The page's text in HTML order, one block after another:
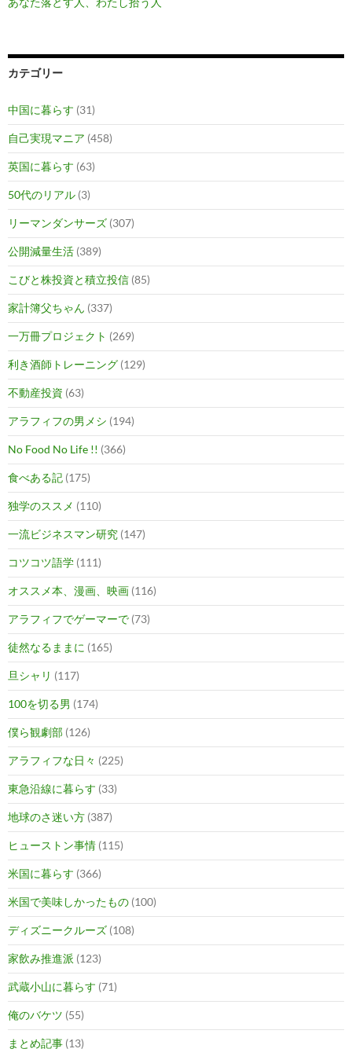
カテゴリー
中国に暮らす (31)
自己実現マニア (458)
英国に暮らす (63)
50代のリアル (3)
リーマンダンサーズ (307)
公開減量生活 (389)
こびと株投資と積立投信 (85)
家計簿父ちゃん (337)
一万冊プロジェクト (269)
利き酒師トレーニング (129)
不動産投資 (63)
アラフィフの男メシ (194)
No Food No Life !! (366)
食べある記 (175)
独学のススメ (110)
一流ビジネスマン研究 (147)
コツコツ語学 (111)
オススメ本、漫画、映画 (116)
アラフィフでゲーマーで (73)
徒然なるままに (165)
旦シャリ (117)
100を切る男 (174)
僕ら観劇部 (126)
アラフィフな日々 (225)
東急沿線に暮らす (33)
地球のさ迷い方 (387)
ヒューストン事情 (115)
米国に暮らす (366)
米国で美味しかったもの (100)
ディズニークルーズ (108)
家飲み推進派 (123)
武蔵小山に暮らす (71)
俺のバケツ (55)
まとめ記事 (13)